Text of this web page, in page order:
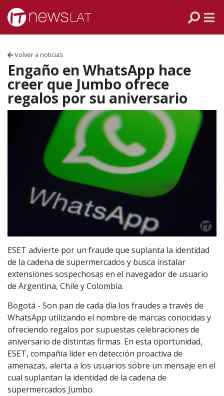
Skip to content
Volver a noticias
Engaño en WhatsApp hace
creer que Jumbo ofrece
regalos por su aniversario
ESET advierte por un fraude que suplanta la identidad
de la cadena de supermercados y busca instalar
extensiones sospechosas en el navegador de usuario
de Argentina, Chile y Colombia.
Bogotá - Son pan de cada día los fraudes a través de
WhatsApp utilizando el nombre de marcas conocidas y
ofreciendo regalos por supuestas celebraciones de
aniversario de distintas firmas. En esta oportunidad,
ESET, compañía líder en detección proactiva de
amenazas, alerta a los usuarios sobre un mensaje en el
cual suplantan la identidad de la cadena de
supermercados Jumbo.
VENEZUELA
ECUADOR
PERÚ
CHILE
ARGENTINA
MÉXICO